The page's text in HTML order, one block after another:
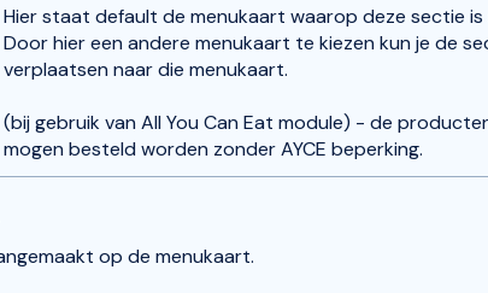
Hier staat default de menukaart waarop deze sectie is
Door hier een andere menukaart te kiezen kun je de
verplaatsen naar die menukaart.
(bij gebruik van All You Can Eat module) - de
mogen besteld worden zonder AYCE beperking.
op de menukaart.